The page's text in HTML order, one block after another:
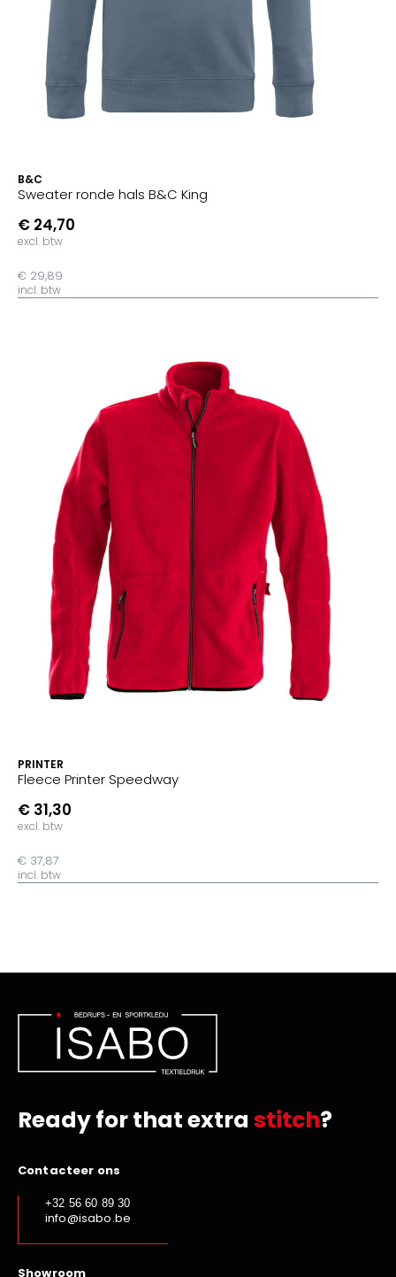
B&C
Sweater ronde hals B&C King
€ 24,70
excl. btw
€ 29,89
incl. btw
PRINTER
Fleece Printer Speedway
€ 31,30
excl. btw
€ 37,87
incl. btw
Ready for that extra stitch?
Contacteer ons
+32 56 60 89 30
info@isabo.be
Showroom